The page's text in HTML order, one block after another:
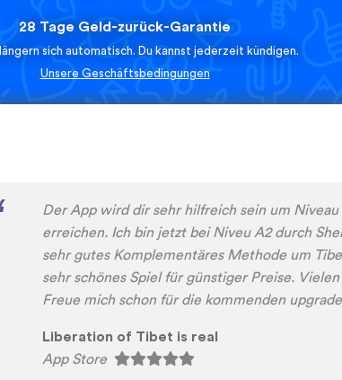
28 Tage Geld-zurück-Garantie
sich automatisch. Du kannst jederzeit kündigen.
Unsere Geschäftsbedingungen
Diese App macht sehr viel Spaß und man will
Sprachen lernen. Sogar meine Mutter macht
dieser App Spaß.
Erfolg79